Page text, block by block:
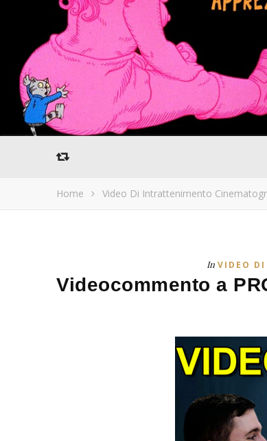
Home Video Di Intrattenimento
In VIDEO
Videocommento a